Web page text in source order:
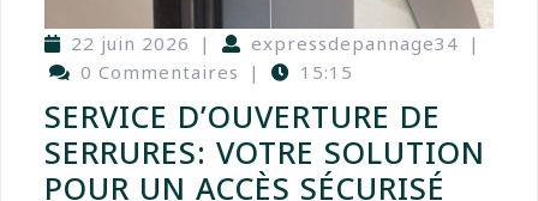
22 juin 2026 | expressdepannage34 |
0 Commentaires
| 15:15
SERVICE D’OUVERTURE DE
SERRURES: VOTRE SOLUTION
POUR UN ACCÈS SÉCURISÉ